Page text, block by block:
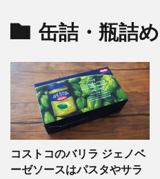
缶詰・瓶詰め
コストコのバリラ ジェノベ
ーゼソースはパスタやサラ